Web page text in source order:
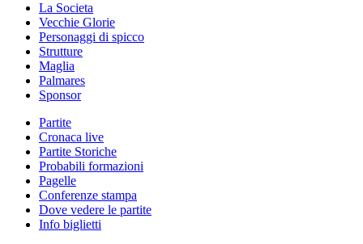
La Societa
Vecchie Glorie
Personaggi di spicco
Strutture
Maglia
Palmares
Sponsor
Partite
Cronaca live
Partite Storiche
Probabili formazioni
Pagelle
Conferenze stampa
Dove vedere le partite
Info biglietti